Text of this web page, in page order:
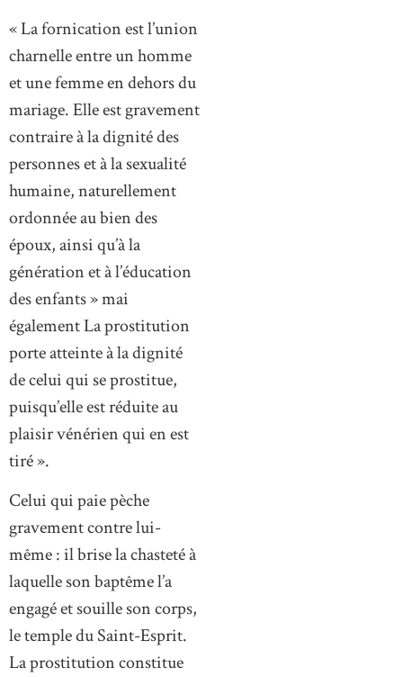
« La fornication est l’union
charnelle entre un homme
et une femme en dehors du
mariage. Elle est gravement
contraire à la dignité des
personnes et à la sexualité
humaine, naturellement
ordonnée au bien des
époux, ainsi qu’à la
génération et à l’éducation
des enfants » mai
également La prostitution
porte atteinte à la dignité
de celui qui se prostitue,
puisqu’elle est réduite au
plaisir vénérien qui en est
tiré ».
Celui qui paie pèche
gravement contre lui-
même : il brise la chasteté à
laquelle son baptême l’a
engagé et souille son corps,
le temple du Saint-Esprit.
La prostitution constitue